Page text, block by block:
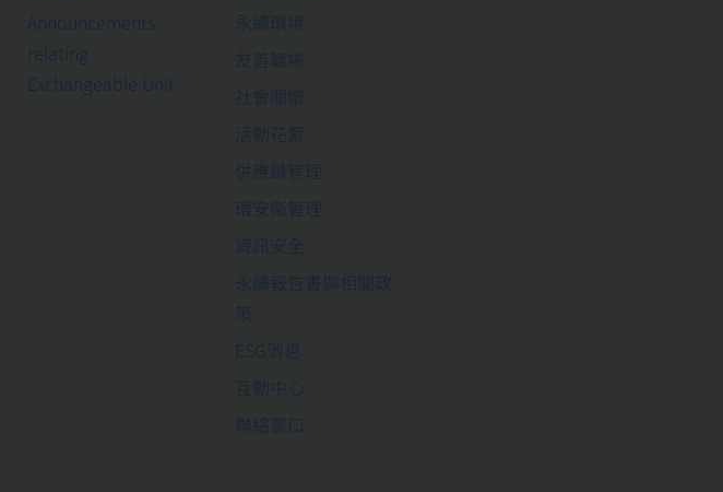
Announcements
relating
Exchangeable Unit
永續環境
友善職場
社會關懷
活動花絮
供應鏈管理
環安衛管理
資訊安全
永續報告書與相關政
策
ESG消息
互動中心
聯絡窗口